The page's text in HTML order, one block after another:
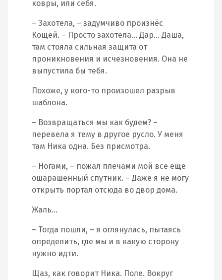
ковры, или себя.
– Захотела, – задумчиво произнёс
Кощей. – Просто захотела… Дар… Даша,
там стояла сильная защита от
проникновения и исчезновения. Она не
выпустила бы тебя.
Похоже, у кого-то произошел разрыв
шаблона.
– Возвращаться мы как будем? –
перевела я тему в другое русло. У меня
там Ника одна. Без присмотра.
– Ногами, – пожал плечами мой все еще
ошарашенный спутник. – Даже я не могу
открыть портал отсюда во двор дома.
Жаль…
– Тогда пошли, – я оглянулась, пытаясь
определить, где мы и в какую сторону
нужно идти.
Щаз, как говорит Ника. Поле. Вокруг